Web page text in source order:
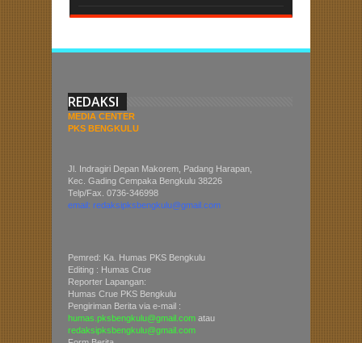
REDAKSI
MEDIA CENTER
PKS BENGKULU
Jl. Indragiri Depan Makorem, Padang Harapan,
Kec. Gading Cempaka Bengkulu 38226
Telp/Fax. 0736-346998
email: redaksipksbengkulu@gmail.com
Pemred: Ka. Humas PKS Bengkulu
Editing : Humas Crue
Reporter Lapangan:
Humas Crue PKS Bengkulu
Pengiriman Berita via e-mail :
humas.pksbengkulu@gmail.com atau
redaksipksbengkulu@gmail.com